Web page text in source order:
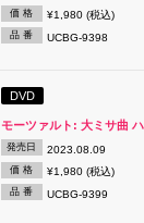
価 格 ¥1,980 (税込)
品 番 UCBG-9398
DVD
モーツァルト: 大ミサ曲
発売日 2023.08.09
価 格 ¥1,980 (税込)
品 番 UCBG-9399